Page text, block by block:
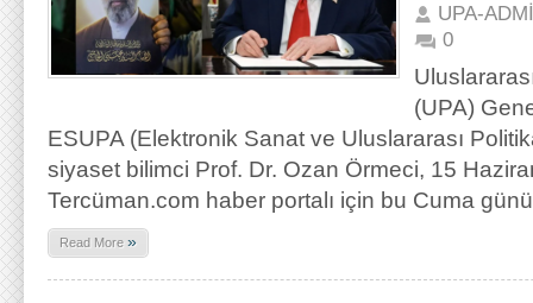
UPA-
0
(UPA)
ESUPA (Elektronik Sanat ve Uluslararası
siyaset bilimci Prof. Dr. Ozan Örmeci, 15
Tercüman.com haber portalı için bu Cuma
Read More »